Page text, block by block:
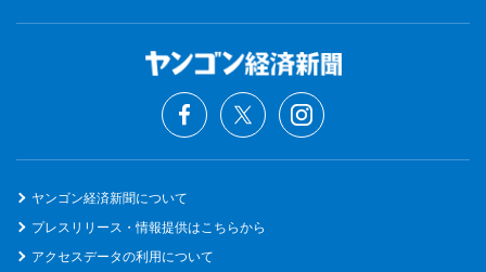
ヤンゴン経済新聞について
プレスリリース・情報提供はこちらから
アクセスデータの利用について